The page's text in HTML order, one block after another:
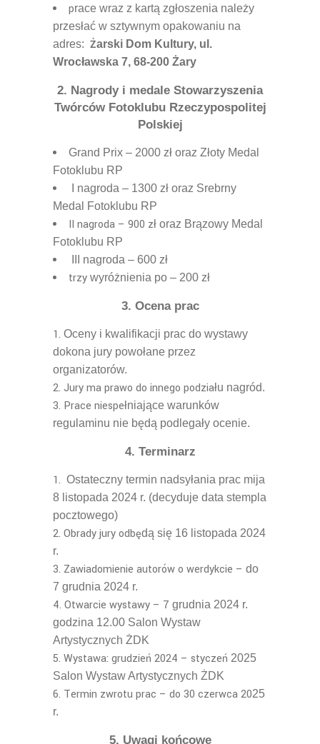
prace wraz z kartą zgłoszenia należy
przesłać w sztywnym opakowaniu na
adres: Żarski Dom Kultury, ul.
Wrocławska 7, 68-200 Żary
2. Nagrody i medale Stowarzyszenia
Twórców Fotoklubu Rzeczypospolitej
Polskiej
Grand Prix – 2000 zł oraz Złoty Medal
Fotoklubu RP
I nagroda – 1300 zł oraz Srebrny
Medal Fotoklubu RP
II nagroda – 900 zł oraz Brązowy Medal
Fotoklubu RP
III nagroda – 600 zł
trzy wyróżnienia po – 200 zł
3. Ocena prac
Oceny i kwalifikacji prac do wystawy
dokona jury powołane przez
organizatorów.
Jury ma prawo do innego podziału nagród.
Prace niespełniające warunków
regulaminu nie będą podlegały ocenie.
4. Terminarz
Ostateczny termin nadsyłania prac mija
8 listopada 2024 r. (decyduje data stempla
pocztowego)
Obrady jury odbędą się 16 listopada 2024
r.
Zawiadomienie autorów o werdykcie – do
7 grudnia 2024 r.
Otwarcie wystawy – 7 grudnia 2024 r.
godzina 12.00 Salon Wystaw
Artystycznych ŻDK
Wystawa: grudzień 2024 – styczeń 2025
Salon Wystaw Artystycznych ŻDK
Termin zwrotu prac – do 30 czerwca 2025
r.
5. Uwagi końcowe